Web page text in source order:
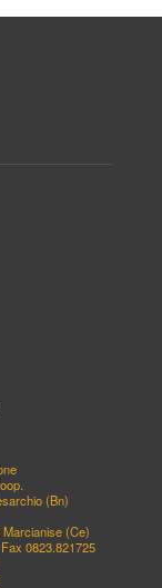
(Bn)
(Ce)
0823.821725